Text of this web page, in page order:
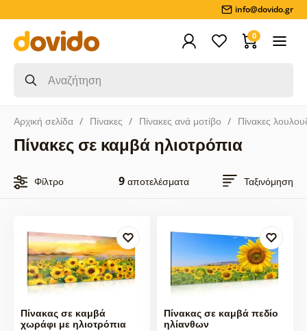
info@dovido.gr
0
Αρχική σελίδα Πίνακες Πίνακες ανά μοτίβο Πίνακες
Πίνακες σε καμβά ηλιοτρόπια
Φίλτρο 9αποτελέσματα Ταξινόμηση
Πίνακας σε καμβά
χωράφι με ηλιοτρόπια
Πίνακας σε καμβά πεδίο
ηλίανθων